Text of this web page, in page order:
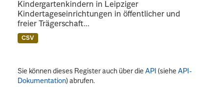
Kindergartenkindern in Leipziger
Kindertageseinrichtungen in öffentlicher und
freier Trägerschaft...
CSV
Sie können dieses Register auch über dieAPI (sieheAPI-
Dokumentation) abrufen.